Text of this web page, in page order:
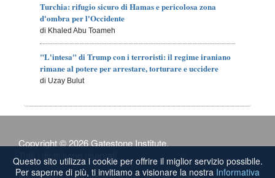
Turchia: rifugio sicuro di Hamas e pericolosa zona
d'ombra per l'Occidente
di Khaled Abu Toameh
"L'intesa" di Trump con i terroristi: il regime iraniano
rimane al potere per arrestare, torturare e uccidere
di Uzay Bulut
Copyright © 2026 Gatestone Institute.
Tutti i diritti sono riservati.
Questo sito utilizza i cookie per offrire il miglior servizio possibile.
Per saperne di più, ti invitiamo a visionare la nostra Informativa